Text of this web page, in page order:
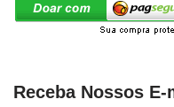
Receba Nossos E-